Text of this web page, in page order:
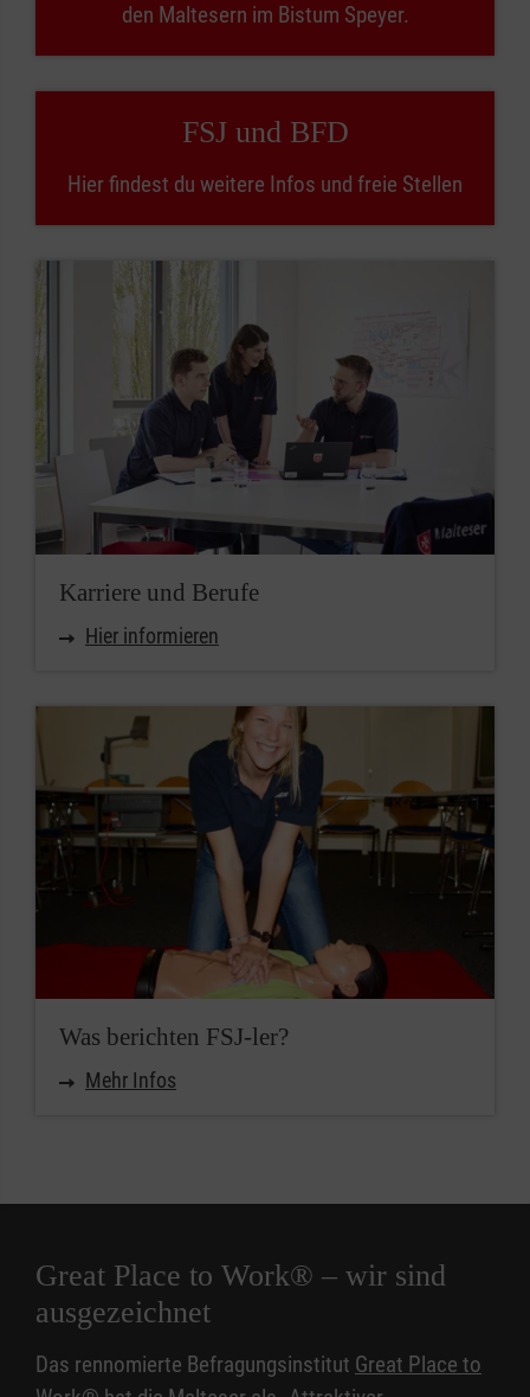
den Maltesern im Bistum Speyer.
FSJ und BFD
Hier findest du weitere Infos und freie Stellen
Karriere und Berufe
Hier informieren
Was berichten FSJ-ler?
Mehr Infos
Great Place to Work® – wir sind
ausgezeichnet
Das rennomierte Befragungsinstitut Great Place to